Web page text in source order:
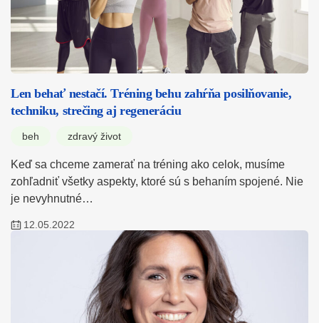
Len behať nestačí. Tréning behu zahŕňa posilňovanie,
techniku, strečing aj regeneráciu
beh zdravý život
Keď sa chceme zamerať na tréning ako celok, musíme
zohľadniť všetky aspekty, ktoré sú s behaním spojené. Nie
je nevyhnutné…
12.05.2022